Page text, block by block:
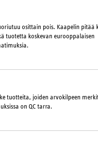
osittain pois. Kaapelin pitää
tuotetta koskevan eurooppalaisen
tuotteita, joiden arvokilpeen
on QC tarra.